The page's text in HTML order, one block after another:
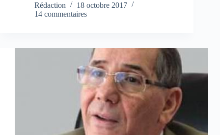
Rédaction
18 octobre 2017
14 commentaires